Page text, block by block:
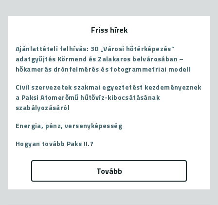
Friss hírek
Ajánlattételi felhívás: 3D „Városi hőtérképezés”
adatgyűjtés Körmend és Zalakaros belvárosában –
hőkamerás drónfelmérés és fotogrammetriai modell
Civil szervezetek szakmai egyeztetést kezdeményeznek
a Paksi Atomerőmű hűtővíz-kibocsátásának
szabályozásáról
Energia, pénz, versenyképesség
Hogyan tovább Paks II.?
Tovább